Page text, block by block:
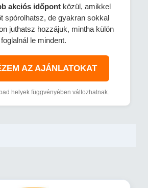
akciós időpont közül, amikkel
spórolhatsz, de gyakran sokkal
juthatsz hozzájuk, mintha külön
foglalnál le mindent.
AZ AJÁNLATOKAT
helyek függvényében változhatnak.